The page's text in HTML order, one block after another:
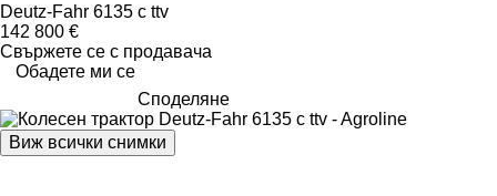
Deutz-Fahr 6135 c ttv
142 800 €
Свържете се с продавача
Обадете ми се
Споделяне
Виж всички снимки